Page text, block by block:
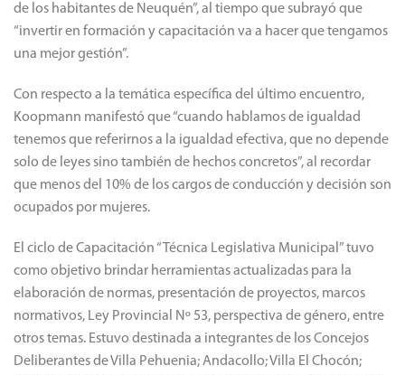
de los habitantes de Neuquén”, al tiempo que subrayó que
“invertir en formación y capacitación va a hacer que tengamos
una mejor gestión”.
Con respecto a la temática específica del último encuentro,
Koopmann manifestó que “cuando hablamos de igualdad
tenemos que referirnos a la igualdad efectiva, que no depende
solo de leyes sino también de hechos concretos”, al recordar
que menos del 10% de los cargos de conducción y decisión son
ocupados por mujeres.
El ciclo de Capacitación “Técnica Legislativa Municipal” tuvo
como objetivo brindar herramientas actualizadas para la
elaboración de normas, presentación de proyectos, marcos
normativos, Ley Provincial Nº 53, perspectiva de género, entre
otros temas. Estuvo destinada a integrantes de los Concejos
Deliberantes de Villa Pehuenia; Andacollo; Villa El Chocón;